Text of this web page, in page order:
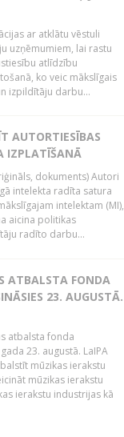
ar atklātu vēstuli
uzņēmumiem, lai rastu
atlīdzību
ko veic mākslīgais
izpildītāju darbu...
AUTORTIESĪBAS
IZPLATĪŠANĀ
dokuments) Autori
intelekta radīta satura
intelektam (MI),
aicina politikas
radīto darbu...
ATBALSTA FONDA
23. AUGUSTĀ.
atbalsta fonda
23. augustā. LaIPA
mūzikas ierakstu
mūzikas ierakstu
ierakstu industrijas kā